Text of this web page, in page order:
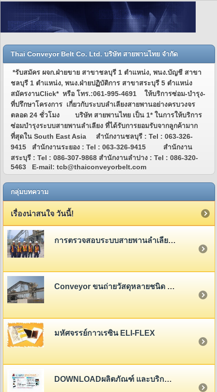
Thai Conveyor Belt Co. Ltd. บริษัท สายพานไทย จำกัด
*รับสมัคร ผจก.ฝ่ายขาย สาขาชลบุรี 1 ตำแหน่ง, พนง.บัญชี สาขา
ชลบุรี 1 ตำแหน่ง, พนง.ฝ่ายปฏิบัติการ สาขาสระบุรี 5 ตำแหน่ง
สมัครงานClick* หรือ โทร.:061-995-4691 ให้บริการซ่อม-บำรุง-
ที่ปรึกษาโครงการ เกี่ยวกับระบบลำเลียงสายพานอย่างครบวงจร
ตลอด 24 ชั่วโมง บริษัท สายพานไทย เป็น 1* ในการให้บริการ
ซ่อมบำรุงระบบสายพานลำเลียง ที่ได้รับการยอมรับจากลูกค้ามาก
ที่สุดใน South East Asia สำนักงานชลบุรี : Tel : 063-326-
9415 สำนักงานระยอง : Tel : 063-326-9415 สำนักงาน
สระบุรี : Tel : 086-307-9868 สำนักงานลำปาง : Tel : 086-320-
5463 E-mail: tcb@thaiconveyorbelt.com
กลุ่มบทความ
เรื่องน่าสนใจ วันนี้!
การตรวจสอบระบบสายพานลำเลียง (Belt Conveyor System Inspection)
Conveyor ขนถ่ายวัสดุหลายชนิด - หลายขนาด
มหัศจรรย์กาวเรซิน ELI-FLEX
DOWNLOADผลิตภัณฑ์ และบริการของสายพานไทย